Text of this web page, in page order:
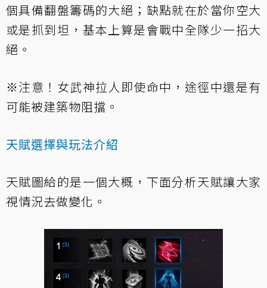
個具備翻盤籌碼的大絕；缺點就在於當你空大
或是抓到坦，基本上算是會戰中全隊少一招大
絕。
※注意！女武神拉人即使命中，途徑中還是有
可能被建築物阻擋。
天賦選擇與玩法介紹
天賦圖給的是一個大概，下面分析天賦讓大家
視情況去做變化。